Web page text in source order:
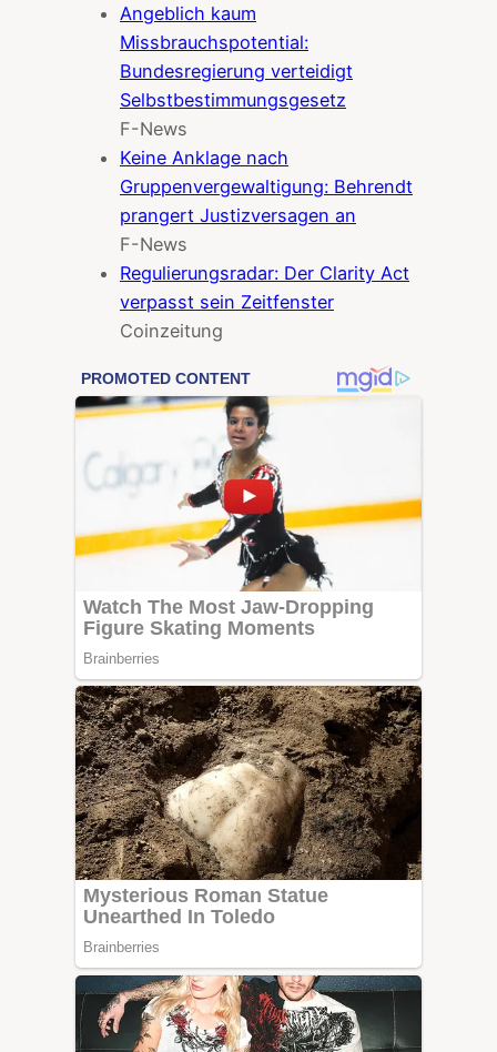
Angeblich kaum
Missbrauchspotential:
Bundesregierung verteidigt
Selbstbestimmungsgesetz
F-News
Keine Anklage nach
Gruppenvergewaltigung: Behrendt
prangert Justizversagen an
F-News
Regulierungsradar: Der Clarity Act
verpasst sein Zeitfenster
Coinzeitung